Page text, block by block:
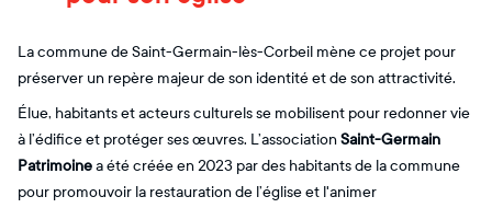
La commune de Saint-Germain-lès-Corbeil mène ce projet pour
préserver un repère majeur de son identité et de son attractivité.
Élue, habitants et acteurs culturels se mobilisent pour redonner vie
à l’édifice et protéger ses œuvres. L’associationSaint-Germain
Patrimoinea été créée en 2023 par des habitants de la commune
pour promouvoir la restauration de l’église et l'animer